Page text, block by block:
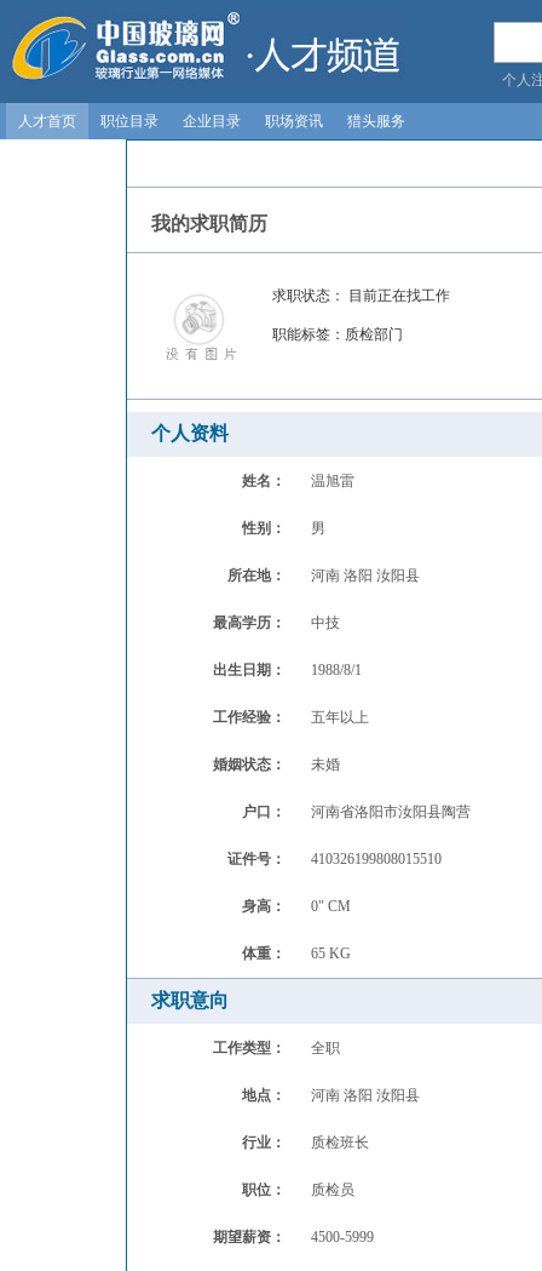
个人
人才首页 职位目录 企业目录 职场资讯 猎头服务
我的求职简历
求职状态： 目前正在找工作
职能标签： 质检部门
个人资料
姓名： 温旭雷
性别： 男
所在地： 河南 洛阳 汝阳县
最高学历： 中技
出生日期： 1988/8/1
工作经验： 五年以上
婚姻状态： 未婚
户口： 河南省洛阳市汝阳县陶营
证件号： 410326199808015510
身高： 0" CM
体重： 65 KG
求职意向
工作类型： 全职
地点： 河南 洛阳 汝阳县
行业： 质检班长
职位： 质检员
期望薪资： 4500-5999